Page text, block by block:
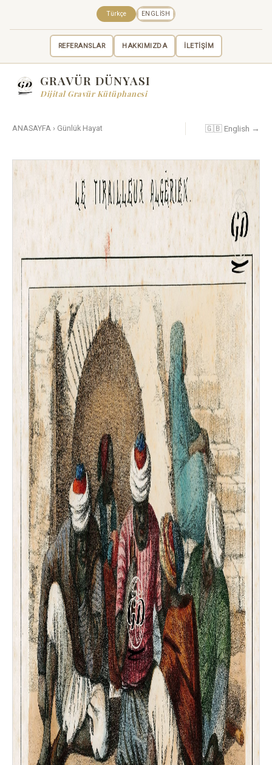
REFERANSLAR HAKKIMIZDA İLETİŞİM
Türkçe ENGLISH
GRAVÜR DÜNYASI
Dijital Gravür Kütüphanesi
ANASAYFA › Günlük Hayat 🇬🇧 English →